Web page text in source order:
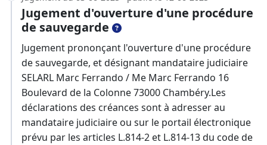
Jugement d'ouverture d'une procédure
de sauvegarde
Jugement prononçant l'ouverture d'une procédure
de sauvegarde, et désignant mandataire judiciaire
SELARL Marc Ferrando / Me Marc Ferrando 16
Boulevard de la Colonne 73000 Chambéry.Les
déclarations des créances sont à adresser au
mandataire judiciaire ou sur le portail électronique
prévu par les articles L.814-2 et L.814-13 du code de